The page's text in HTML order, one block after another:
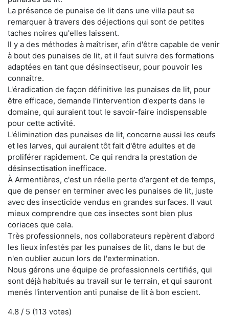
La présence de punaise de lit dans une villa peut se
remarquer à travers des déjections qui sont de petites
taches noires qu'elles laissent.
Il y a des méthodes à maîtriser, afin d'être capable de venir
à bout des punaises de lit, et il faut suivre des formations
adaptées en tant que désinsectiseur, pour pouvoir les
connaître.
L'éradication de façon définitive les punaises de lit, pour
être efficace, demande l'intervention d'experts dans le
domaine, qui auraient tout le savoir-faire indispensable
pour cette activité.
L'élimination des punaises de lit, concerne aussi les œufs
et les larves, qui auraient tôt fait d'être adultes et de
proliférer rapidement. Ce qui rendra la prestation de
désinsectisation inefficace.
À Armentières, c'est un réelle perte d'argent et de temps,
que de penser en terminer avec les punaises de lit, juste
avec des insecticide vendus en grandes surfaces. Il vaut
mieux comprendre que ces insectes sont bien plus
coriaces que cela.
Très professionnels, nos collaborateurs repèrent d'abord
les lieux infestés par les punaises de lit, dans le but de
n'en oublier aucun lors de l'extermination.
Nous gérons une équipe de professionnels certifiés, qui
sont déjà habitués au travail sur le terrain, et qui sauront
menés l'intervention anti punaise de lit à bon escient.
4.8 / 5 (113 votes)